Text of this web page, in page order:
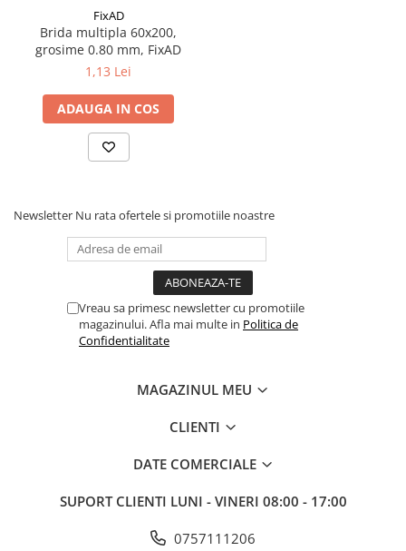
FixAD
Brida multipla 60x200,
grosime 0.80 mm, FixAD
1,13 Lei
ADAUGA IN COS
Newsletter Nu rata ofertele si promotiile noastre
Vreau sa primesc newsletter cu promotiile
magazinului. Afla mai multe in Politica de
Confidentialitate
MAGAZINUL MEU
CLIENTI
DATE COMERCIALE
SUPORT CLIENTI LUNI - VINERI 08:00 - 17:00
0757111206